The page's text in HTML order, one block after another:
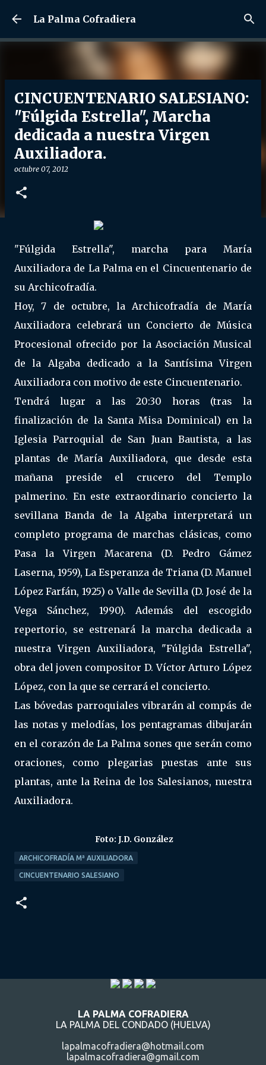
Ir al contenido principal
La Palma Cofradiera
CINCUENTENARIO SALESIANO:
"Fúlgida Estrella", Marcha
dedicada a nuestra Virgen
Auxiliadora.
octubre 07, 2012
"Fúlgida Estrella", marcha para María
Auxiliadora de La Palma en el Cincuentenario de
su Archicofradía.
Hoy, 7 de octubre, la Archicofradía de María
Auxiliadora celebrará un Concierto de Música
Procesional ofrecido por la Asociación Musical
de la Algaba dedicado a la Santísima Virgen
Auxiliadora con motivo de este Cincuentenario.
Tendrá lugar a las 20:30 horas (tras la
finalización de la Santa Misa Dominical) en la
Iglesia Parroquial de San Juan Bautista, a las
plantas de María Auxiliadora, que desde esta
mañana preside el crucero del Templo
palmerino. En este extraordinario concierto la
sevillana Banda de la Algaba interpretará un
completo programa de marchas clásicas, como
Pasa la Virgen Macarena (D. Pedro Gámez
Laserna, 1959), La Esperanza de Triana (D. Manuel
López Farfán, 1925) o Valle de Sevilla (D. José de la
Vega Sánchez, 1990). Además del escogido
repertorio, se estrenará la marcha dedicada a
nuestra Virgen Auxiliadora, "Fúlgida Estrella",
obra del joven compositor D. Víctor Arturo López
López, con la que se cerrará el concierto.
Las bóvedas parroquiales vibrarán al compás de
las notas y melodías, los pentagramas dibujarán
en el corazón de La Palma sones que serán como
oraciones, como plegarias puestas ante sus
plantas, ante la Reina de los Salesianos, nuestra
Auxiliadora.
Foto: J.D. González
ARCHICOFRADÍA Mª AUXILIADORA
CINCUENTENARIO SALESIANO
LA PALMA COFRADIERA
LA PALMA DEL CONDADO (HUELVA)
lapalmacofradiera@hotmail.com
lapalmacofradiera@gmail.com